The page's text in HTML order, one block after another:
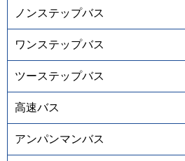
ノンステップバス
ワンステップバス
ツーステップバス
高速バス
アンパンマンバス